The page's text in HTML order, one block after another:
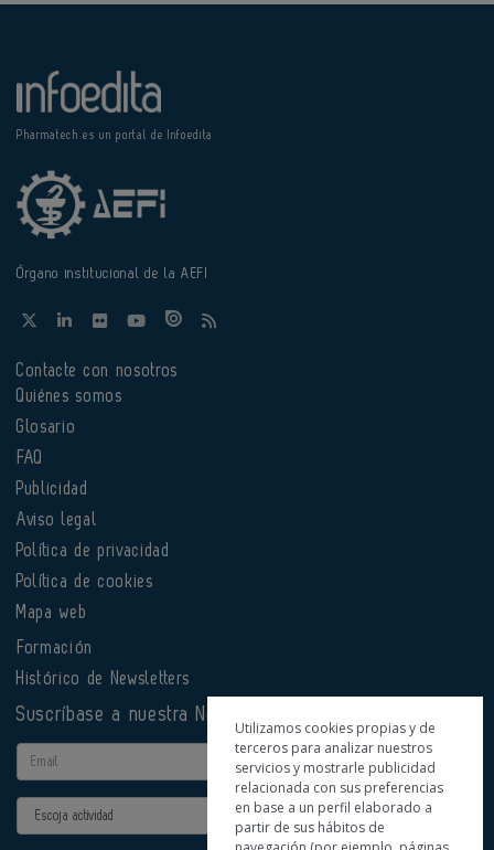
Pharmatech es un portal de Infoedita
Órgano institucional de la AEFI
Contacte con nosotros
Quiénes somos
Glosario
FAQ
Publicidad
Aviso legal
Política de privacidad
Política de cookies
Mapa web
Formación
Histórico de Newsletters
Suscríbase a nuestra Newsletter
Email
Actividad
Utilizamos cookies propias y de
terceros para analizar nuestros
servicios y mostrarle publicidad
relacionada con sus preferencias
en base a un perfil elaborado a
partir de sus hábitos de